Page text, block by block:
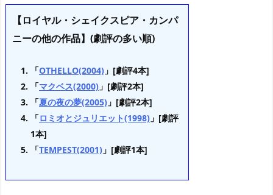
【ロイヤル・シェイクスピア・カンパ
ニーの他の作品】(劇評の多い順)
「OTHELLO(2004) 」[劇評4本]
「マクベス(2000) 」[劇評2本]
「夏の夜の夢(2005) 」[劇評2本]
「ロミオとジュリエット(1998) 」[劇評
1本]
「TEMPEST(2001) 」[劇評1本]